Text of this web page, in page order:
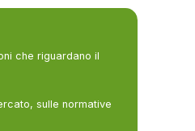
che riguardano il
sulle normative